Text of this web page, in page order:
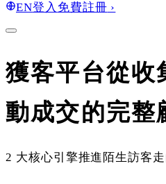
EN登入 免費註冊 ›
獲客平台從收
動成交的完整
2 大核心引擎推進陌生訪客走